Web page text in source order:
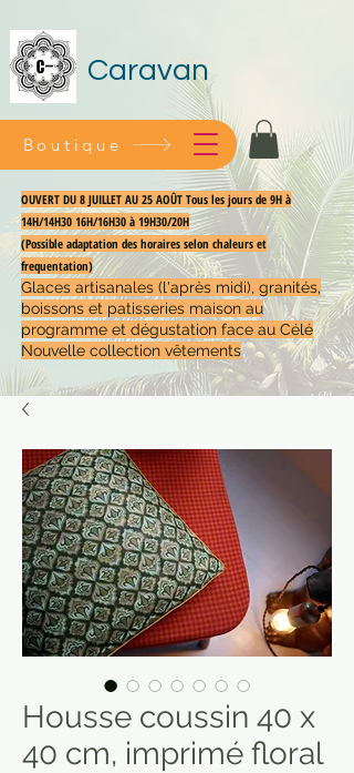
Caravan
OUVERT DU 8 JUILLET AU 25 AOÛT Tous les jours de 9H à
14H/14H30 16H/16H30 à 19H30/20H
(Possible adaptation des horaires selon chaleurs et
frequentation)
Glaces artisanales (l'après midi), granités,
boissons et patisseries maison au
programme et dégustation face au Célé
Nouvelle collection vêtements
Boutique
Housse coussin 40 x
40 cm, imprimé floral